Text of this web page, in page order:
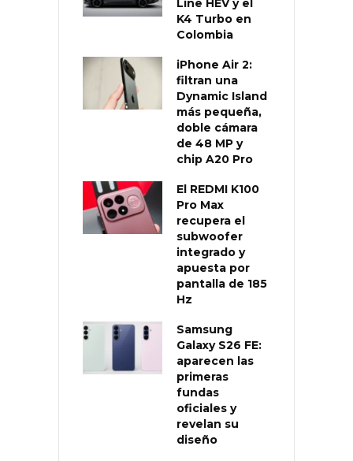
Line HEV y el
K4 Turbo en
Colombia
iPhone Air 2:
filtran una
Dynamic Island
más pequeña,
doble cámara
de 48 MP y
chip A20 Pro
El REDMI K100
Pro Max
recupera el
subwoofer
integrado y
apuesta por
pantalla de 185
Hz
Samsung
Galaxy S26 FE:
aparecen las
primeras
fundas
oficiales y
revelan su
diseño